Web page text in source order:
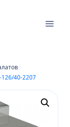
/
40-2207